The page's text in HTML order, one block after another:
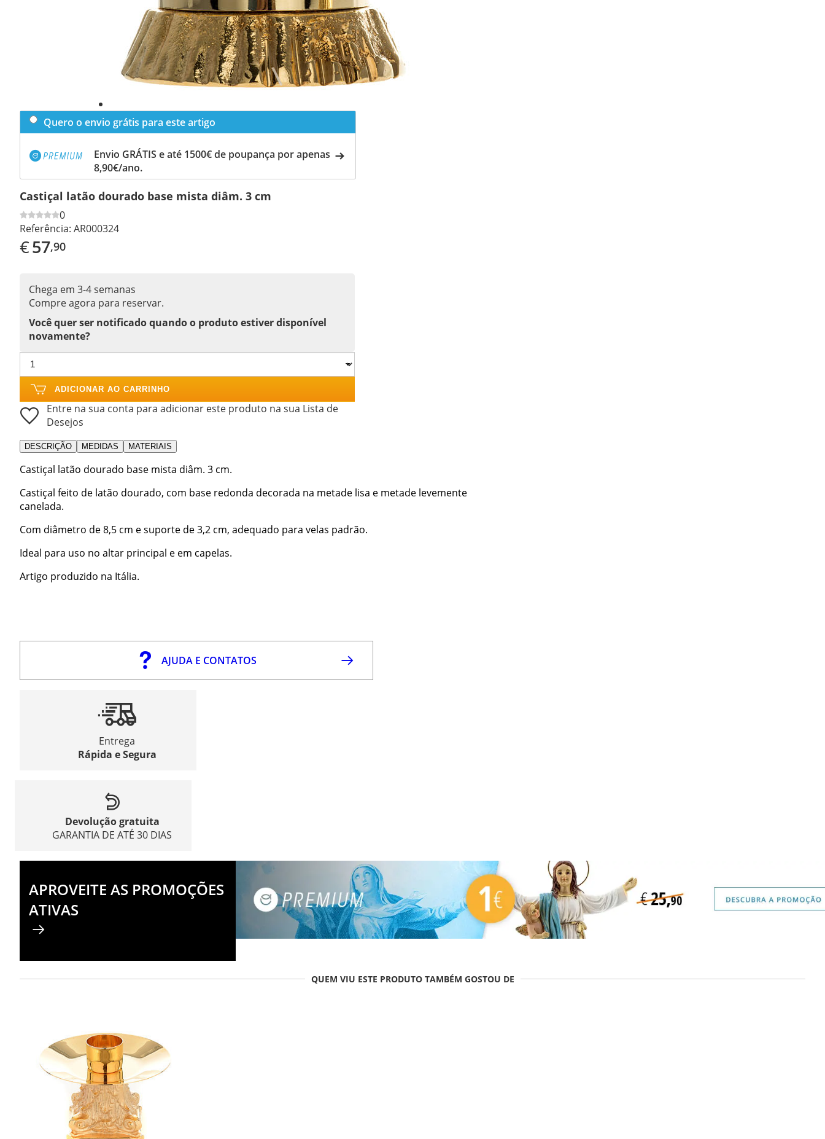
Quero o envio grátis para este artigo
Envio GRÁTIS e até 1500€ de poupança por apenas
8,90€/ano.
Castiçal latão dourado base mista diâm. 3 cm
0
Referência: AR000324
€57,90
Chega em 3-4 semanas
Compre agora para reservar.
Você quer ser notificado quando o produto estiver disponível
novamente?
ADICIONAR AO CARRINHO
Entre na sua conta para adicionar este produto na sua Lista de
Desejos
DESCRIÇÃO MEDIDAS MATERIAIS
Castiçal latão dourado base mista diâm. 3 cm.
Castiçal feito de latão dourado, com base redonda decorada na metade lisa e metade levemente
canelada.
Com diâmetro de 8,5 cm e suporte de 3,2 cm, adequado para velas padrão.
Ideal para uso no altar principal e em capelas.
Artigo produzido na Itália.
AJUDA E CONTATOS
Entrega
Rápida e Segura
Devolução gratuita
GARANTIA DE ATÉ 30 DIAS
APROVEITE AS PROMOÇÕES
ATIVAS
QUEM VIU ESTE PRODUTO TAMBÉM GOSTOU DE